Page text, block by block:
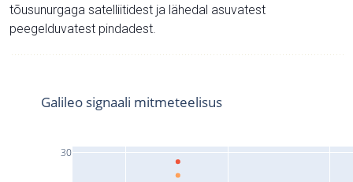
tõusunurgaga satelliitidest ja lähedal asuvatest
peegelduvatest pindadest.
30
Galileo signaali mitmeteelisus